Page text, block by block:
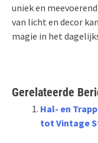
uniek en
van licht en decor
magie in het
Gerelateerde
Hal- en
tot Vintage